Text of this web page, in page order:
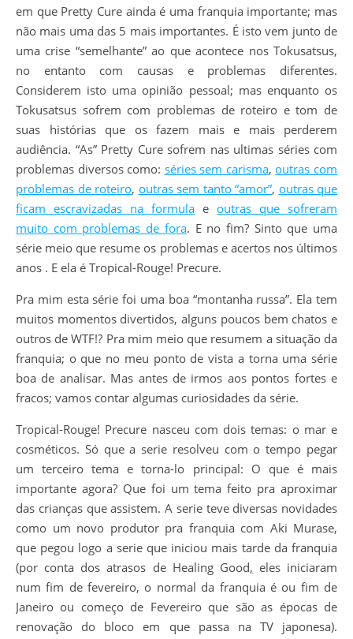
em que Pretty Cure ainda é uma franquia importante; mas
não mais uma das 5 mais importantes. É isto vem junto de
uma crise “semelhante” ao que acontece nos Tokusatsus,
no entanto com causas e problemas diferentes.
Considerem isto uma opinião pessoal; mas enquanto os
Tokusatsus sofrem com problemas de roteiro e tom de
suas histórias que os fazem mais e mais perderem
audiência. “As” Pretty Cure sofrem nas ultimas séries com
problemas diversos como: séries sem carisma,outras com
problemas de roteiro, outras sem tanto “amor”, outras que
ficam escravizadas na formula e outras que sofreram
muito com problemas de fora. E no fim? Sinto que uma
série meio que resume os problemas e acertos nos últimos
anos . E ela é Tropical-Rouge! Precure.
Pra mim esta série foi uma boa “montanha russa”. Ela tem
muitos momentos divertidos, alguns poucos bem chatos e
outros de WTF!? Pra mim meio que resumem a situação da
franquia; o que no meu ponto de vista a torna uma série
boa de analisar. Mas antes de irmos aos pontos fortes e
fracos; vamos contar algumas curiosidades da série.
Tropical-Rouge! Precure nasceu com dois temas: o mar e
cosméticos. Só que a serie resolveu com o tempo pegar
um terceiro tema e torna-lo principal: O que é mais
importante agora? Que foi um tema feito pra aproximar
das crianças que assistem. A serie teve diversas novidades
como um novo produtor pra franquia com Aki Murase,
que pegou logo a serie que iniciou mais tarde da franquia
(por conta dos atrasos de Healing Good, eles iniciaram
num fim de fevereiro, o normal da franquia é ou fim de
Janeiro ou começo de Fevereiro que são as épocas de
renovação do bloco em que passa na TV japonesa).